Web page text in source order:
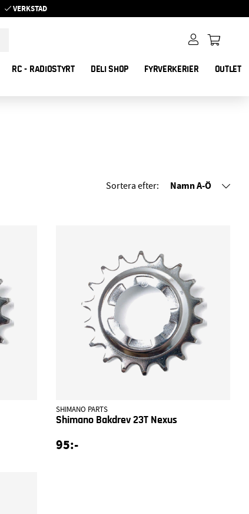
VERKSTAD
RC - RADIOSTYRT DELI SHOP FYRVERKERIER
OUTLET
Sortera efter: Namn A-Ö
SHIMANO PARTS
Shimano Bakdrev 23T Nexus
95:-